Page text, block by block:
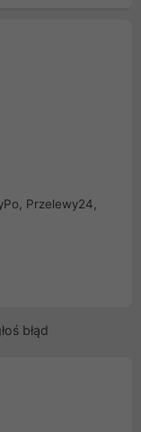
Przelewy24,
błąd